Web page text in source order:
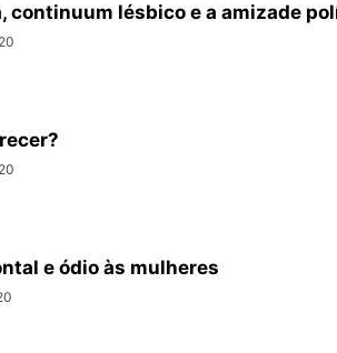
continuum lésbico e a amizade
e ódio às mulheres